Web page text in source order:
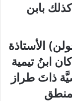
بابن
الأستاذة
ابنُ تيمية
ذاتَ طراز